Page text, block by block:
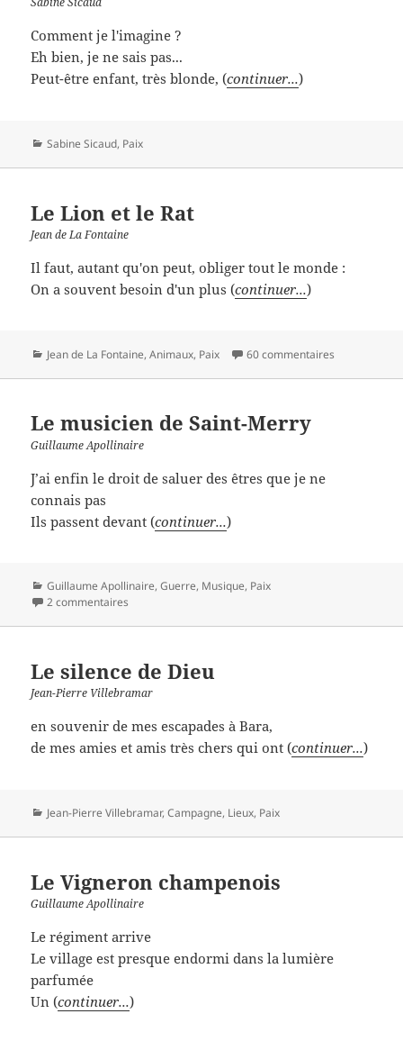
Comment je l'imagine ?
Eh bien, je ne sais pas...
Peut-être enfant, très blonde, (continuer...)
Catégories
Sabine Sicaud, Paix
Le Lion et le Rat
Jean de La Fontaine
Il faut, autant qu'on peut, obliger tout le monde :
On a souvent besoin d'un plus (continuer...)
Catégories
Jean de La Fontaine,Animaux, Paix 60 commentaires
Le musicien de Saint-Merry
Guillaume Apollinaire
J’ai enfin le droit de saluer des êtres que je ne
connais pas
Ils passent devant (continuer...)
Catégories
Guillaume Apollinaire,Guerre, Musique, Paix
2 commentaires
Le silence de Dieu
Jean-Pierre Villebramar
en souvenir de mes escapades à Bara,
de mes amies et amis très chers qui ont (continuer...)
Catégories
Jean-Pierre Villebramar,Campagne, Lieux, Paix
Le Vigneron champenois
Guillaume Apollinaire
Le régiment arrive
Le village est presque endormi dans la lumière
parfumée
Un (continuer...)